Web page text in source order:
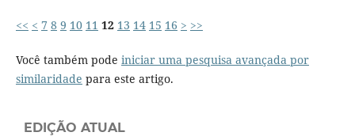
<< < 7 8 9 10 11 12 13 14 15 16 > >>
Você também pode iniciar uma pesquisa avançada por
similaridade para este artigo.
EDIÇÃO ATUAL